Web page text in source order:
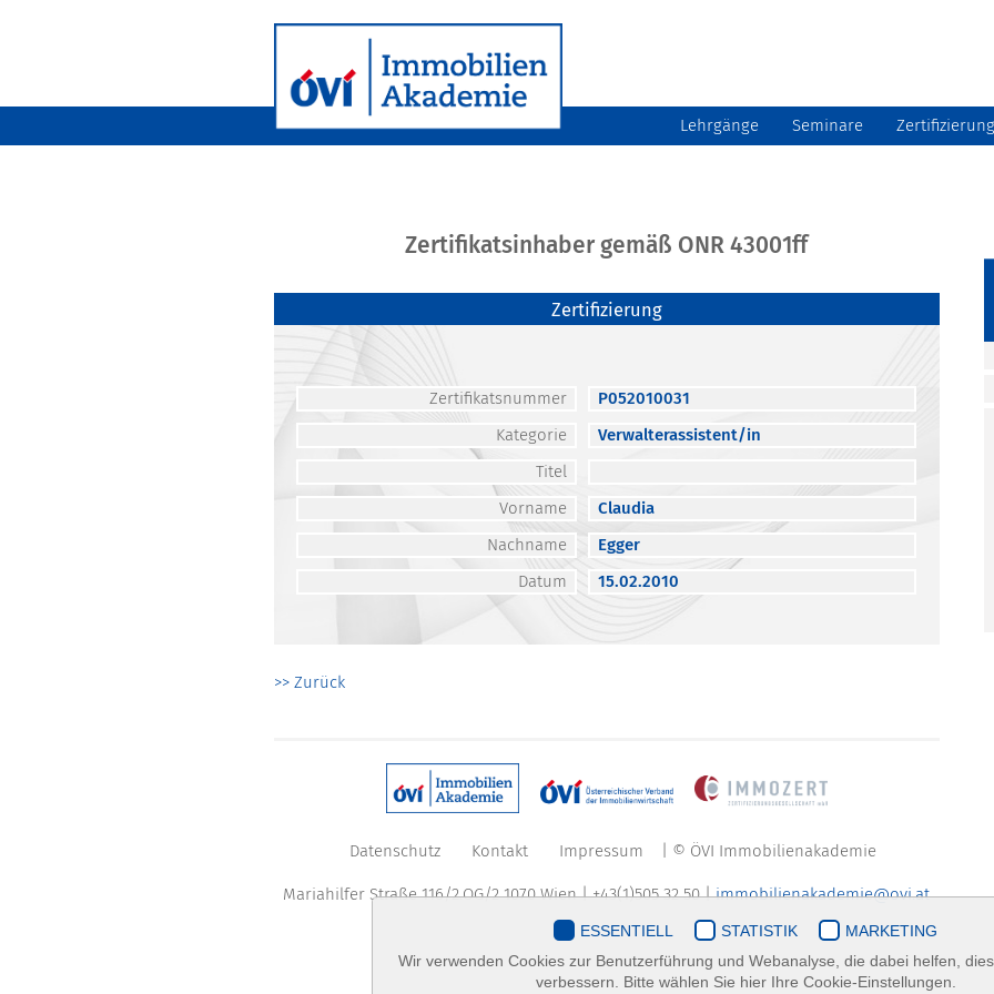
Lehrgänge Seminare Zertifizierung
Zertifikatsinhaber gemäß ONR 43001ff
Zertifizierung
Zertifikatsnummer
P052010031
Kategorie
Verwalterassistent/in
Titel
Vorname
Claudia
Nachname
Egger
Datum
15.02.2010
>> Zurück
Datenschutz Kontakt Impressum | © ÖVI Immobilienakademie
Mariahilfer Straße 116/2.OG/2 1070 Wien | +43(1)505 32 50 |immobilienakademie@ovi.at
ESSENTIELL STATISTIK
MARKETING
Wir verwenden Cookies zur Benutzerführung und Webanalyse, die dabei helfen,
verbessern. Bitte wählen Sie hier Ihre Cookie-Einstellungen.